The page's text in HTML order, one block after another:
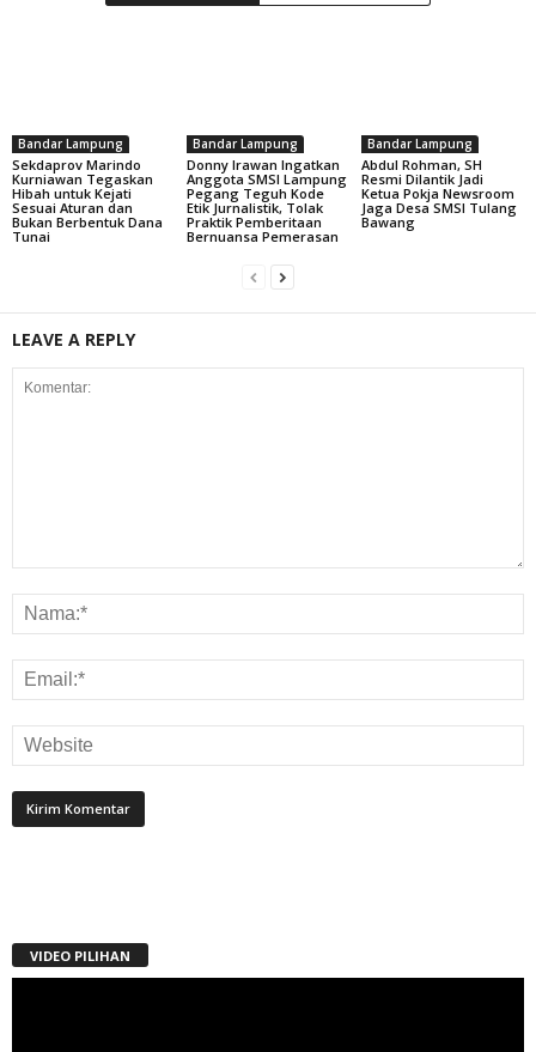
Bandar Lampung
Sekdaprov Marindo
Kurniawan Tegaskan
Hibah untuk Kejati
Sesuai Aturan dan
Bukan Berbentuk Dana
Tunai
Bandar Lampung
Donny Irawan Ingatkan
Anggota SMSI Lampung
Pegang Teguh Kode
Etik Jurnalistik, Tolak
Praktik Pemberitaan
Bernuansa Pemerasan
Bandar Lampung
Abdul Rohman, SH
Resmi Dilantik Jadi
Ketua Pokja Newsroom
Jaga Desa SMSI Tulang
Bawang
LEAVE A REPLY
VIDEO PILIHAN